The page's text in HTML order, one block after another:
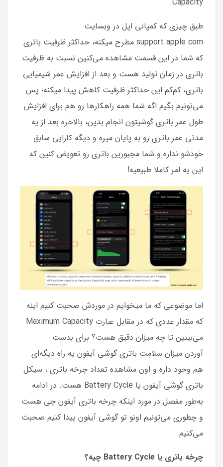
طبق چیزی که کمپانی اپل در وبسایت
support.apple.com مطرح میکنه، حداکثر ظرفیت باتری
که شما در این قسمت مشاهده می‌کنین نسبت به ظرفیت
باتری در زمان تولید هست و بعد از افزایش عمر شیمیایی
باتری، کم‌کم این حداکثر ظرفیت کاهش پیدا میکنه؛ پس
می‌تونیم بگیم اگه شما همه راهکار‌‌ها رو هم برای افزایش
طول عمر باتری گوشیتون انجام بدین، بالاخره بعد از یه
مدتی عمر باتری رو به پایان میره و دیگه کارایی سابق
خودشو نداره و شما مجبورین باتری رو تعویض کنین که
این یه امر کاملا طبیعیه!
اما موضوعی که ما میخوایم در موردش صحبت کنیم اینه
که مقدار عددی که در مقابل عبارت Maximum Capacity
می‌بینین تا چه میزان دقیق هست؟ برای بدست
آوردن میزان سلامت باتری گوشی آیفون یه راه دیگه‌ای
هم وجود داره و اون مشاهده تعداد چرخه باتری ، سیکل
باتری گوشی آیفون یا Battery Cycle هست. در ادامه
به‌طور مفصل در مورد اینکه چرخه باتری آیفون چی هست
و چطوری می‌تونیم اونو تو گوشی آیفون پیدا کنیم صحبت
می‌کنیم.
چرخه باتری یا Battery Cycle چیه؟